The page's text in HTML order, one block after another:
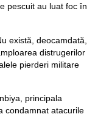
pescuit au luat foc în
există, deocamdată,
distrugerilor
pierderi militare
principala
condamnat atacurile